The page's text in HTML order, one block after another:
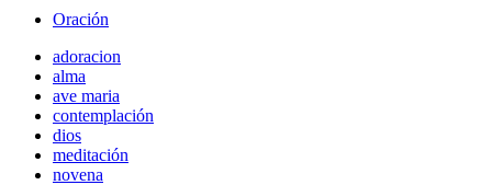
Oración
adoracion
alma
ave maria
contemplación
dios
meditación
novena